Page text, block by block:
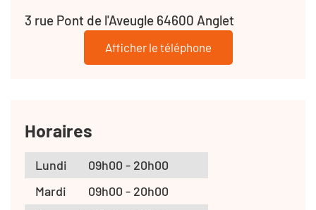
3 rue Pont de l'Aveugle 64600 Anglet
Afficher le téléphone
Horaires
Lundi
09h00 - 20h00
Mardi
09h00 - 20h00